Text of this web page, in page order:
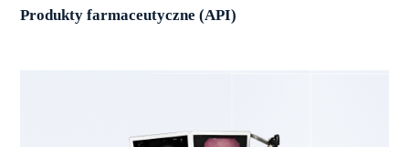
Produkty farmaceutyczne (API)